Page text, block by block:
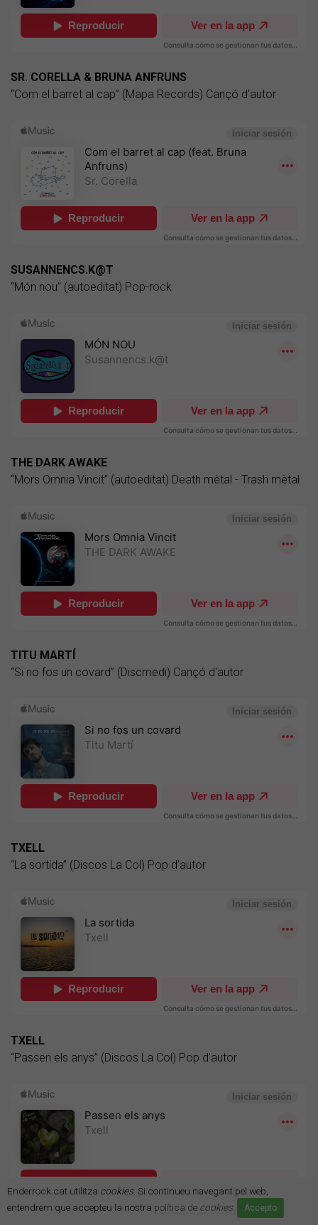
Enderrock.cat utilitza cookies. Si continueu navegant pel web,
entendrem que accepteu la nostra política de cookies. Accepto
SR. CORELLA & BRUNA ANFRUNS
“Com el barret al cap” (Mapa Records) Cançó d'autor
SUSANNENCS.K@T
“Món nou” (autoeditat) Pop-rock
THE DARK AWAKE
“Mors Omnia Vincit” (autoeditat) Death mètal - Trash mètal
TITU MARTÍ
“Si no fos un covard” (Discmedi) Cançó d'autor
TXELL
“La sortida” (Discos La Col) Pop d'autor
TXELL
“Passen els anys” (Discos La Col) Pop d'autor